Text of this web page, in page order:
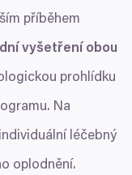
příběhem
vyšetření obou
prohlídku
Na
léčebný
oplodnění.